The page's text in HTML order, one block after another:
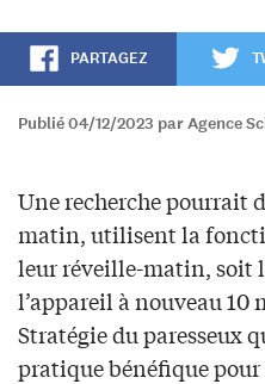
PARTAGEZ
Publié 04/12/2023 par Agence
Une recherche pourrait
matin, utilisent la
leur réveille-matin, soit
l’appareil à nouveau 10
Stratégie du paresseux
pratique bénéfique pour